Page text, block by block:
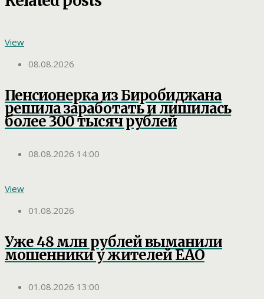
View
08.08.2026
Пенсионерка из Биробиджана
решила заработать и лишилась
более 300 тысяч рублей
08.08.2026 14:00
View
01.08.2026
Уже 48 млн рублей выманили
мошенники у жителей ЕАО
01.08.2026 13:00